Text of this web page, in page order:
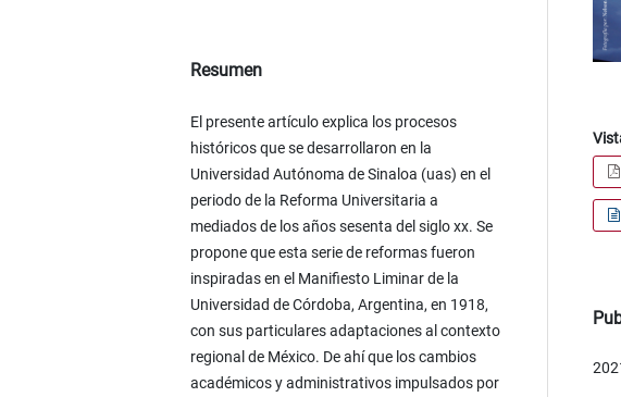
Resumen
El presente artículo explica los procesos
históricos que se desarrollaron en la
Universidad Autónoma de Sinaloa (uas) en el
periodo de la Reforma Universitaria a
mediados de los años sesenta del siglo xx. Se
propone que esta serie de reformas fueron
inspiradas en el Manifiesto Liminar de la
Universidad de Córdoba, Argentina, en 1918,
con sus particulares adaptaciones al contexto
regional de México. De ahí que los cambios
académicos y administrativos impulsados por